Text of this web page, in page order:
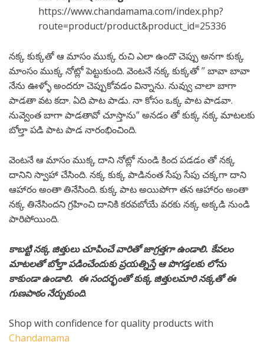
https://www.chandamama.com/index.php?
route=product/product&product_id=25336
నక్క కుక్కతో ఆ మాసం ముక్క రుచి ఎలా ఉందొ చెప్పు అనగా కుక్క
మాంసం ముక్క నోట్లో పెట్టుకుంది. వెంటనే నక్క కుక్కతో ” బావా బావా
నేను ఊళ్ళో అందరూ చెప్పుకోవడం విన్నాను. నువ్వు చాలా బాగా
పాడతా వట కదా. ఏది పాట పాడు. నా కోసం ఒక్క పాట పాడవా.
నువ్వెంత బాగా పాడతావో చూస్తాను” అనడం తో కుక్క నక్క మాటలకు
బోల్తా పడి పాట పాడ నారంభించింది.
వెంటనే ఆ మాసం ముక్క దాని నోట్లో నుండి కింద పడడం తో నక్క
దానిని స్వాహా చేసింది. నక్క కుక్క పాడినంత సేపు సేపు చక్కగా దాని
ఆహారం అంతా తినేసింది. కుక్క పాట అయిపోగా తన ఆహారం అంతా
నక్క తినేసిందని గ్రహించి దానికి కరవబోయే వరకు నక్క అక్కడి నుండి
పారిపోయింది.
కాబట్టి నక్క జిత్తులు చూపించే వారితో జాగ్రత్తగా ఉండాలి. కేవలం
మాటలతో బోల్తా పడించేందుకు ప్రయత్నిస్తే ఆ పొగడ్తలకు లోను
కాకుండా ఉండాలి. ఈ సందర్భంతో కుక్క జిత్తులమారి నక్కతో ఈ
గుణపాఠం నేర్చుకుంది.
Shop with confidence for quality products with
Chandamama